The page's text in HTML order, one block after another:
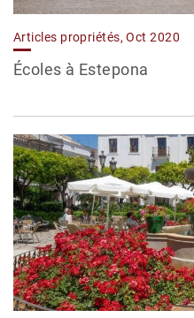
Articles propriétés, Oct 2020
Écoles à Estepona